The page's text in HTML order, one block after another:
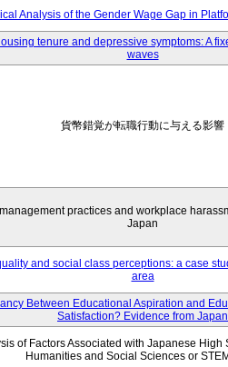
Analysis of the Gender Wage Gap in
tenure and depressive symptoms: A
waves
貨幣錯覚が転職行動に与える影響
practices and workplace
Japan
and social class perceptions: a case
area
Between Educational Aspiration and
Satisfaction? Evidence from Japan
of Factors Associated with Japanese High
Humanities and Social Sciences or